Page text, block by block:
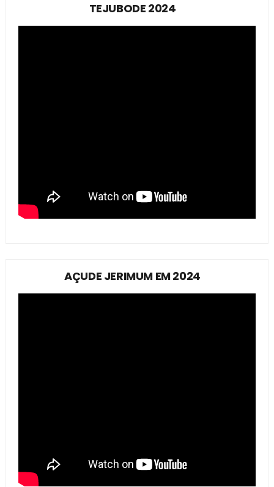
TEJUBODE 2024
AÇUDE JERIMUM EM 2024